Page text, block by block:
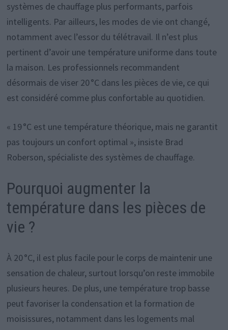
systèmes de chauffage plus performants, parfois
intelligents. Par ailleurs, les modes de vie ont changé,
notamment avec l’essor du télétravail. Il n’est plus
pertinent d’avoir une température uniforme dans toute
la maison. Les professionnels recommandent
désormais de viser 20 °C dans les pièces de vie, ce qui
est considéré comme plus confortable au quotidien.
« 19 °C est une température théorique, mais ne garantit
pas toujours un confort optimal », insiste Brad
Roberson, spécialiste des systèmes de chauffage.
Pourquoi augmenter la
température dans les pièces de
vie ?
À 20 °C, il est plus facile pour le corps de maintenir une
sensation de chaleur, surtout lorsqu’on reste immobile
plusieurs heures. De plus, une température trop basse
peut favoriser la condensation et la formation de
moisissures, notamment dans les logements mal